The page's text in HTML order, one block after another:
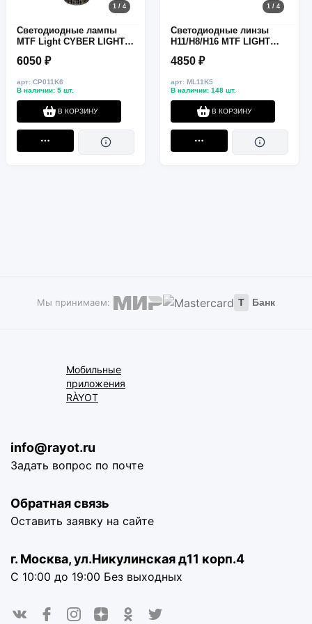
1 / 4
Светодиодные лампы
MTF Light CYBER LIGHT
6500 лм, 65 Вт, комплект
6050 ₽
арт: CP011K6
В наличии: 5 шт.
В КОРЗИНУ
1 / 4
Светодиодные линзы
H11/H8/H16 MTF LIGHT
55W, 6000K, 4000LM
4850 ₽
арт: ML11K5
В наличии: 148 шт.
В КОРЗИНУ
Мы принимаем: Т Банк
Мобильные
приложения
RÀYOT
info@rayot.ru
Задать вопрос по почте
Обратная связь
Оставить заявку на сайте
г. Москва, ул.Никулинская д11 корп.4
С 10:00 до 19:00 Без выходных